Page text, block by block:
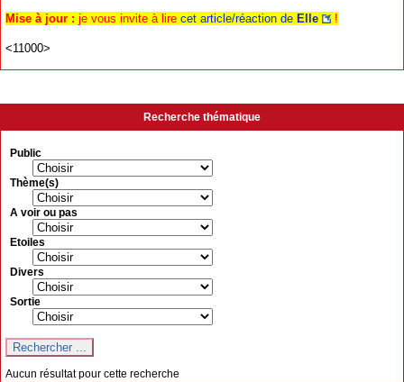
Mise à jour : je vous invite à lire cet article/réaction de Elle !
<11000>
Recherche thématique
Public
Thème(s)
A voir ou pas
Etoiles
Divers
Sortie
Aucun résultat pour cette recherche